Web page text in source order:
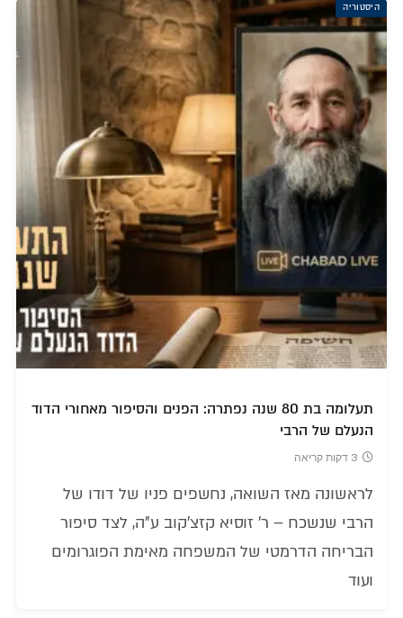
היסטוריה
תעלומה בת 80 שנה נפתרה: הפנים והסיפור מאחורי הדוד
הנעלם של הרבי
3 דקות קריאה
לראשונה מאז השואה, נחשפים פניו של דודו של
הרבי שנשכח – ר' זוסיא קזצ'קוב ע"ה, לצד סיפור
הבריחה הדרמטי של המשפחה מאימת הפוגרומים
ועוד